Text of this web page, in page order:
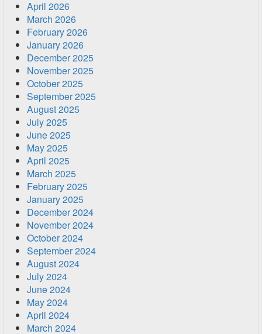
April 2026
March 2026
February 2026
January 2026
December 2025
November 2025
October 2025
September 2025
August 2025
July 2025
June 2025
May 2025
April 2025
March 2025
February 2025
January 2025
December 2024
November 2024
October 2024
September 2024
August 2024
July 2024
June 2024
May 2024
April 2024
March 2024